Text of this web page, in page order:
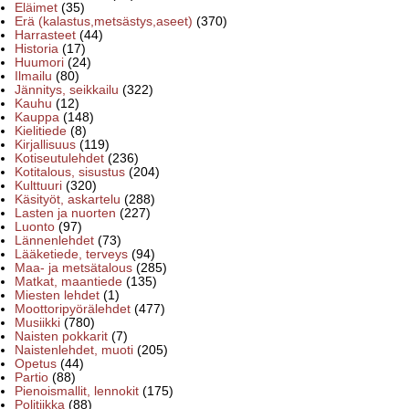
Eläimet (35)
Erä (kalastus,metsästys,aseet) (370)
Harrasteet (44)
Historia (17)
Huumori (24)
Ilmailu (80)
Jännitys, seikkailu (322)
Kauhu (12)
Kauppa (148)
Kielitiede (8)
Kirjallisuus (119)
Kotiseutulehdet (236)
Kotitalous, sisustus (204)
Kulttuuri (320)
Käsityöt, askartelu (288)
Lasten ja nuorten (227)
Luonto (97)
Lännenlehdet (73)
Lääketiede, terveys (94)
Maa- ja metsätalous (285)
Matkat, maantiede (135)
Miesten lehdet (1)
Moottoripyörälehdet (477)
Musiikki (780)
Naisten pokkarit (7)
Naistenlehdet, muoti (205)
Opetus (44)
Partio (88)
Pienoismallit, lennokit (175)
Politiikka (88)